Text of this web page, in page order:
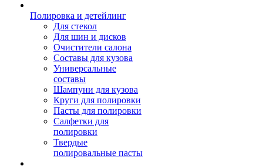
Полировка и детейлинг
Для стекол
Для шин и дисков
Очистители салона
Составы для кузова
Универсальные
составы
Шампуни для кузова
Круги для полировки
Пасты для полировки
Салфетки для
полировки
Твердые
полировальные пасты